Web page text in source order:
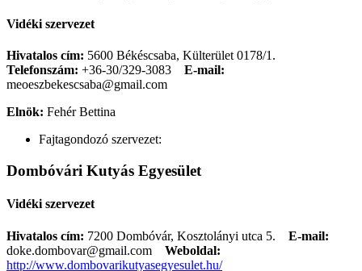
Vidéki szervezet
Hivatalos cím: 5600 Békéscsaba, Külterület 0178/1.
Telefonszám: +36-30/329-3083
E-mail:
meoeszbekescsaba@gmail.com
Elnök: Fehér Bettina
Fajtagondozó szervezet:
Dombóvári Kutyás Egyesület
Vidéki szervezet
Hivatalos cím: 7200 Dombóvár, Kosztolányi utca 5. E-mail:
doke.dombovar@gmail.com
Weboldal:
http://www.dombovarikutyasegyesulet.hu/